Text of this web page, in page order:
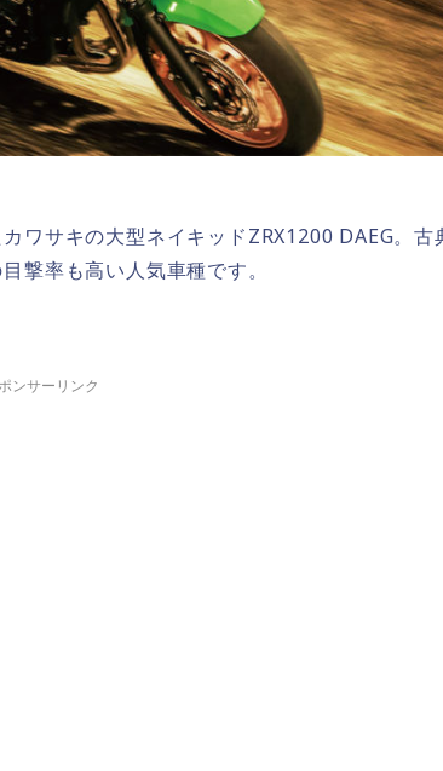
ワサキの大型ネイキッドZRX1200 DAEG。古
撃率も高い人気車種です。
ンサーリンク